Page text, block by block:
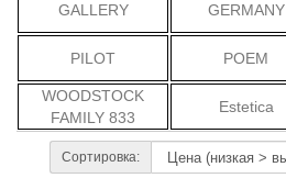
GALLERY GERMANY
PILOT POEM
WOODSTOCK
FAMILY 833
Estetica
Сортировка: